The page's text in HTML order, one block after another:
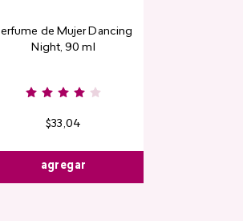
de Mujer Dancing
Night, 90 ml
$33 ,04
agregar